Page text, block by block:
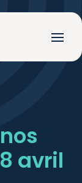
avril